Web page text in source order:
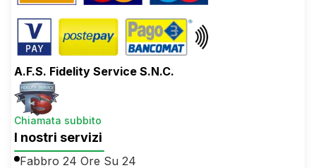
A.F.S. Fidelity Service S.N.C.
Chiamata subbito
I nostri servizi
Fabbro 24 Ore Su 24